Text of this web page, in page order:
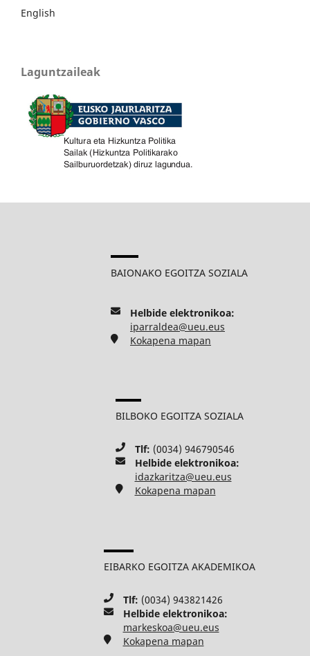
English
Laguntzaileak
BAIONAKO EGOITZA SOZIALA
Helbide elektronikoa:
iparraldea@ueu.eus
Kokapena mapan
BILBOKO EGOITZA SOZIALA
Tlf: (0034) 946790546
Helbide elektronikoa:
idazkaritza@ueu.eus
Kokapena mapan
EIBARKO EGOITZA AKADEMIKOA
Tlf: (0034) 943821426
Helbide elektronikoa:
markeskoa@ueu.eus
Kokapena mapan